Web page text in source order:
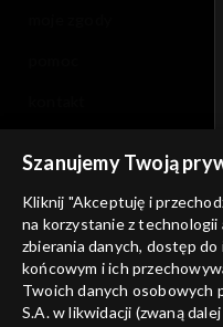
informacje o dostawcy
Szanujemy Twoją
Kliknij "Akceptuję i
na korzystanie z
zbierania danych, dostęp
końcowym i ich
Twoich danych osobowych
S.A. w likwidacji (zwaną